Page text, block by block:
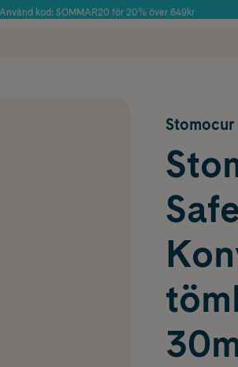
Använd kod: SOMMAR20 för 20% över 649kr
Stomocur